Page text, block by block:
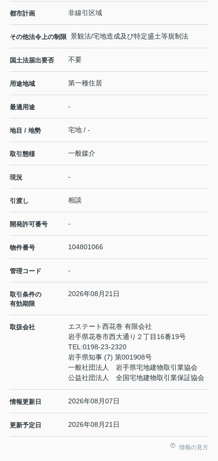
都市計画 非線引区域
その他法令上の制限 景観法/宅地造成及び特定盛土等規制法
国土法届出要否 不要
用途地域 第一種住居
最適用途 -
地目 / 地勢 宅地 / -
取引態様 一般媒介
現況 -
引渡し 相談
開発許可番号 -
物件番号 104801066
管理コード -
取引条件の
有効期限
2026年08月21日
取扱会社
エステート西花巻 有限会社
岩手県花巻市西大通り２丁目16番19号
TEL:0198-23-2320
岩手県知事 (7) 第001908号
一般社団法人 岩手県宅地建物取引業協会
公益社団法人 全国宅地建物取引業保証協会
情報更新日 2026年08月07日
更新予定日 2026年08月21日
情報の見方